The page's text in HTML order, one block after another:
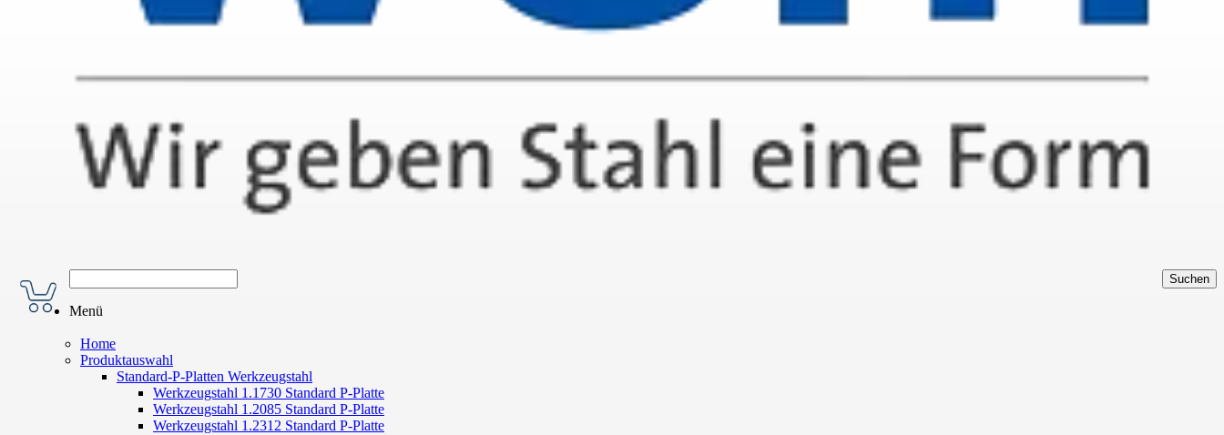
Menü
Home
Produktauswahl
Standard-P-Platten Werkzeugstahl
Werkzeugstahl 1.1730 Standard P-Platte
Werkzeugstahl 1.2085 Standard P-Platte
Werkzeugstahl 1.2312 Standard P-Platte